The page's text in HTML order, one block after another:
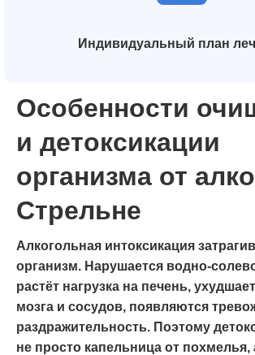
Индивидуальный план
Особенности
и детоксикации
организма от
Стрельне
Алкогольная интоксикация
организм. Нарушается водно-
растёт нагрузка на печень,
мозга и сосудов, появляются
раздражительность. Поэтому
не просто капельница от похмелья,